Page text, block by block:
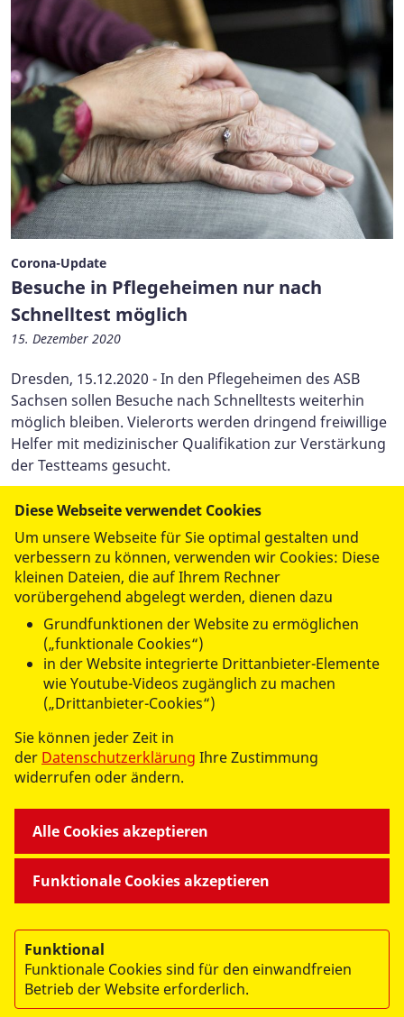
Corona-Update
Besuche in Pflegeheimen nur nach
Schnelltest möglich
15. Dezember 2020
Dresden, 15.12.2020 - In den Pflegeheimen des ASB
Sachsen sollen Besuche nach Schnelltests weiterhin
möglich bleiben. Vielerorts werden dringend freiwillige
Helfer mit medizinischer Qualifikation zur Verstärkung
der Testteams gesucht.
Mehr lesen
1 … 20 21 22
25 26 …
UNSERE ANGEBOTE
WIR ÜBER UNS
© 2026 ASB Landesverband Sachsen e.V.
Diese Webseite verwendet Cookies
Um unsere Webseite für Sie optimal gestalten und
verbessern zu können, verwenden wir Cookies: Diese
kleinen Dateien, die auf Ihrem Rechner
vorübergehend abgelegt werden, dienen dazu
Grundfunktionen der Website zu ermöglichen
(„funktionale Cookies“)
in der Website integrierte Drittanbieter-Elemente
wie Youtube-Videos zugänglich zu machen
(„Drittanbieter-Cookies“)
Sie können jeder Zeit in
der Datenschutzerklärung Ihre Zustimmung
widerrufen oder ändern.
Funktionale Cookies akzeptieren
Alle Cookies akzeptieren
Funktional
Funktionale Cookies sind für den einwandfreien
Betrieb der Website erforderlich.